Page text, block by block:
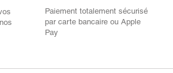
Paiement totalement sécurisé
par carte bancaire ou Apple
Pay